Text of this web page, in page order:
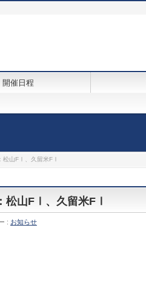
開催日程
山FⅠ、久留米FⅠ
山FⅠ、久留米FⅠ
: お知らせ